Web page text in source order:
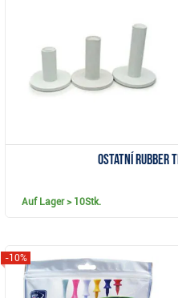
Ostatní Rubber
Auf Lager> 10Stk.
-10%